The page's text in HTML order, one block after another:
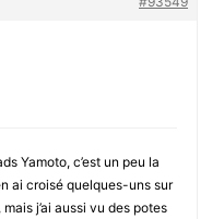
Yamoto, c’est un peu la
ai croisé quelques-uns sur
j’ai aussi vu des potes